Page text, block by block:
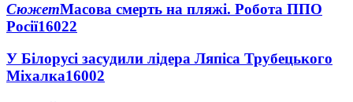
СюжетМасова смерть на пляжі. Робота ППО
Росії16022
У Білорусі засудили лідера Ляпіса Трубецького
Міхалка16002